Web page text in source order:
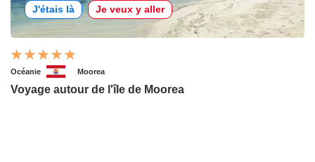
J'étais là Je veux y aller
Océanie Moorea
Voyage autour de l'île de Moorea